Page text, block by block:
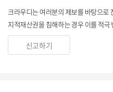
크라우디는 여러분의 제보를 바탕으로
지적재산권을 침해하는 경우 이를 적극
신고하기